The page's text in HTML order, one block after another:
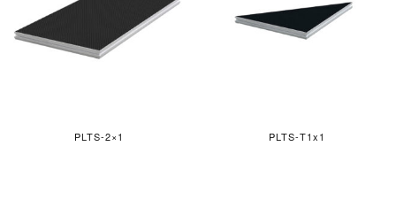
PLTS-2×1 PLTS-T1x1